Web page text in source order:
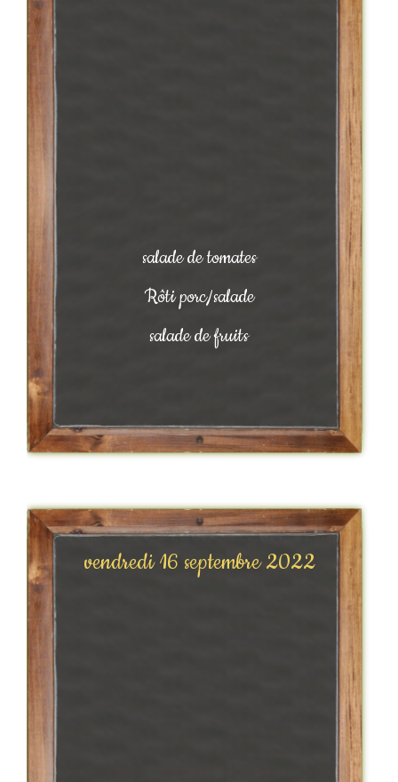
salade de tomates
Rôti porc/salade
salade de fruits
vendredi 16 septembre 2022